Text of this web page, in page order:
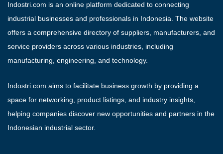
Indostri.com is an online platform dedicated to connecting
industrial businesses and professionals in Indonesia. The website
offers a comprehensive directory of suppliers, manufacturers, and
service providers across various industries, including
manufacturing, engineering, and technology.
Indostri.com aims to facilitate business growth by providing a
space for networking, product listings, and industry insights,
helping companies discover new opportunities and partners in the
Indonesian industrial sector.